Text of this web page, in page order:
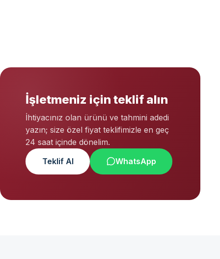
İşletmeniz için teklif alın
İhtiyacınız olan ürünü ve tahmini adedi
yazın; size özel fiyat teklifimizle en geç
24 saat içinde dönelim.
Teklif Al
WhatsApp